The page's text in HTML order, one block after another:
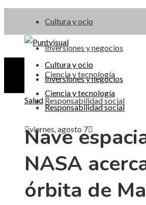
Cultura y ocio
Inversiones y negocios
Ciencia y tecnología
Responsabilidad social
viernes, agosto 7
Cultura y ocio
Inversiones y negocios
Ciencia y tecnología
Responsabilidad social
Salud
Nave
NASA
órbita de